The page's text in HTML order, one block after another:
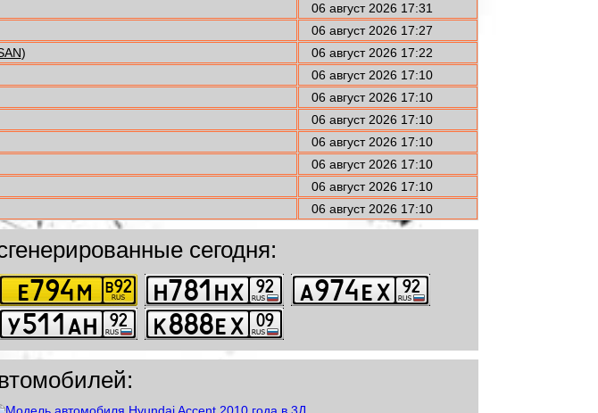
06 август 2026 17:31
06 август 2026 17:27
)
06 август 2026 17:22
06 август 2026 17:10
06 август 2026 17:10
06 август 2026 17:10
06 август 2026 17:10
06 август 2026 17:10
06 август 2026 17:10
06 август 2026 17:10
сегодня: